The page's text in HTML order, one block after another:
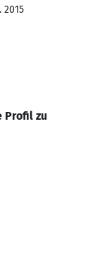
2015
Profil zu